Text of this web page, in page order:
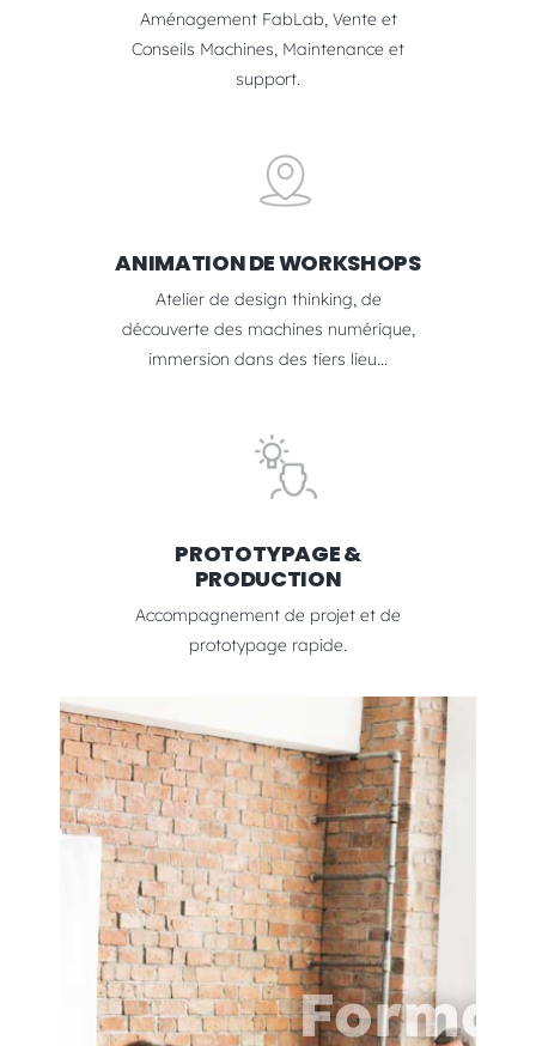
Aménagement FabLab, Vente et
Conseils Machines, Maintenance et
support.
ANIMATION DE WORKSHOPS
Atelier de design thinking, de
découverte des machines numérique,
immersion dans des tiers lieu...
PROTOTYPAGE &
PRODUCTION
Accompagnement de projet et de
prototypage rapide.
Formations